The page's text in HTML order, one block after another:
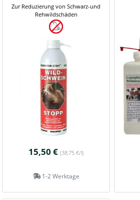
Zur Reduzierung von Schwarz-und
Rehwildschäden
15,50 € (38,75 €/l)
1-2 Werktage